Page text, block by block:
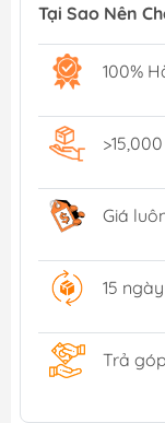
Tại Sao Nên
100%
Giá
15
Trả